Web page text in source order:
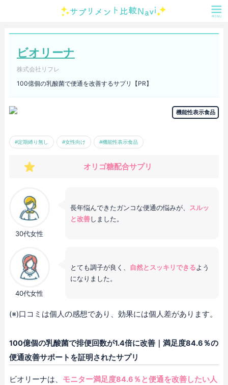
ビオリーナ
株式会社リフレ
100億個の乳酸菌で便通を改善するサプリ【PR】
機能性表示食品
#定期縛り無し #女性向け #機能性表示食品
オリゴ糖配合サプリ
30代女性
長年悩んできたガンコな便通の悩みが、
スルッ
と改善しました。
40代女性
とても調子が良く、 自然とスッキリできるよう
になりました。
(※)口コミは個人の感想であり、効果には個人差があります。
100億個の乳酸菌で排便回数が1.4倍に改善｜満足度84.6％の
便通改善サポートを証明されたサプリ
ビオリーナは、 モニター満足度84.6％と便通を改善したい人